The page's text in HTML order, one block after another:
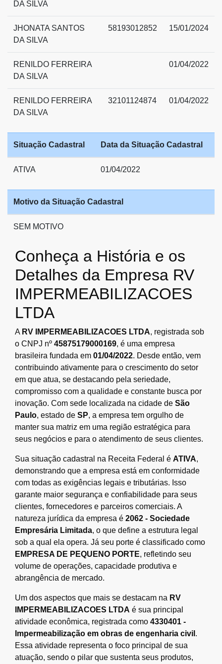
DA SILVA
JHONATA SANTOS
DA SILVA
58193012852 15/01/2024
RENILDO FERREIRA
DA SILVA
01/04/2022
RENILDO FERREIRA
DA SILVA
32101124874 01/04/2022
Situação Cadastral Data da Situação Cadastral
ATIVA 01/04/2022
Motivo da Situação Cadastral
SEM MOTIVO
Conheça a História e os
Detalhes da Empresa RV
IMPERMEABILIZACOES
LTDA
A RV IMPERMEABILIZACOES LTDA, registrada sob
o CNPJ nº 45875179000169, é uma empresa
brasileira fundada em 01/04/2022. Desde então, vem
contribuindo ativamente para o crescimento do setor
em que atua, se destacando pela seriedade,
compromisso com a qualidade e constante busca por
inovação. Com sede localizada na cidade de São
Paulo, estado de SP, a empresa tem orgulho de
manter sua matriz em uma região estratégica para
seus negócios e para o atendimento de seus clientes.
Sua situação cadastral na Receita Federal é ATIVA,
demonstrando que a empresa está em conformidade
com todas as exigências legais e tributárias. Isso
garante maior segurança e confiabilidade para seus
clientes, fornecedores e parceiros comerciais. A
natureza jurídica da empresa é 2062 - Sociedade
Empresária Limitada, o que define a estrutura legal
sob a qual ela opera. Já seu porte é classificado como
EMPRESA DE PEQUENO PORTE, refletindo seu
volume de operações, capacidade produtiva e
abrangência de mercado.
Um dos aspectos que mais se destacam na RV
IMPERMEABILIZACOES LTDA é sua principal
atividade econômica, registrada como 4330401 -
Impermeabilização em obras de engenharia civil .
Essa atividade representa o foco principal de sua
atuação, sendo o pilar que sustenta seus produtos,